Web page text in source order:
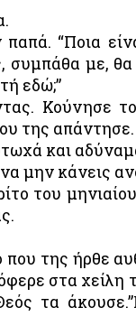
“Ποια
συμπάθα με,
εδώ;”
Κούνησε
της απάντησε.
και
μην κάνεις
του
της ήρθε
στα
τα